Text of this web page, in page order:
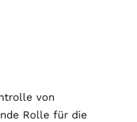
von
Rolle für die